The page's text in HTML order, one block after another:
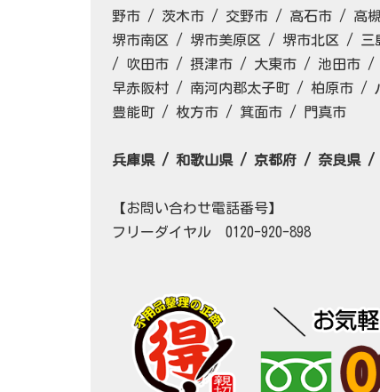
野市 / 茨木市 / 交野市 / 高石市 / 高
堺市南区 / 堺市美原区 / 堺市北区 /
/ 吹田市 / 摂津市 / 大東市 / 池田市 /
早赤阪村 / 南河内郡太子町 / 柏原市 /
豊能町 / 枚方市 / 箕面市 / 門真市
兵庫県 / 和歌山県 / 京都府 / 奈良県 /
【お問い合わせ電話番号】
フリーダイヤル 0120-920-898